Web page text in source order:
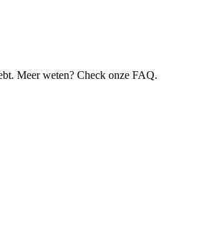
Meer weten? Check onze FAQ.